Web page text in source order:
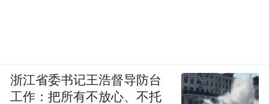
浙江省委书记王浩督导防台
工作：把所有不放心、不托